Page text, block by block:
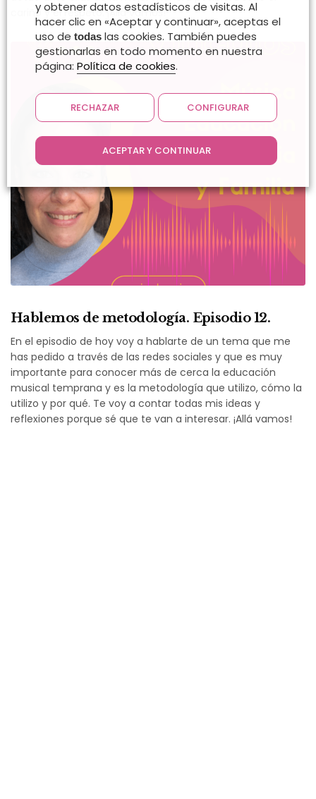
cariño y el respeto. ¡Allá vamos!
Hablemos de metodología. Episodio 12.
En el episodio de hoy voy a hablarte de un tema que me
has pedido a través de las redes sociales y que es muy
importante para conocer más de cerca la educación
musical temprana y es la metodología que utilizo, cómo la
utilizo y por qué. Te voy a contar todas mis ideas y
reflexiones porque sé que te van a interesar. ¡Allá vamos!
y obtener datos estadísticos de visitas. Al
hacer clic en «Aceptar y continuar», aceptas el
uso de todas las cookies. También puedes
gestionarlas en todo momento en nuestra
página: Política de cookies.
RECHAZAR CONFIGURAR
ACEPTAR Y CONTINUAR